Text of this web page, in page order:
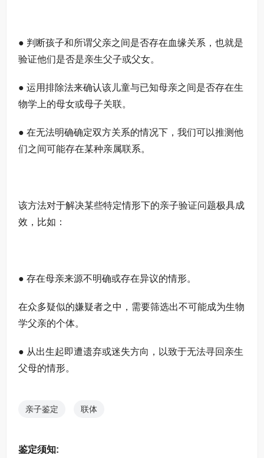
● 判断孩子和所谓父亲之间是否存在血缘关系，也就是
验证他们是否是亲生父子或父女。
● 运用排除法来确认该儿童与已知母亲之间是否存在生
物学上的母女或母子关联。
● 在无法明确确定双方关系的情况下，我们可以推测他
们之间可能存在某种亲属联系。
该方法对于解决某些特定情形下的亲子验证问题极具成
效，比如：
● 存在母亲来源不明确或存在异议的情形。
在众多疑似的嫌疑者之中，需要筛选出不可能成为生物
学父亲的个体。
● 从出生起即遭遗弃或迷失方向，以致于无法寻回亲生
父母的情形。
亲子鉴定 联体
鉴定须知: